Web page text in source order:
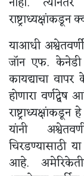
याआधी
जॉन एफ. केनेडी
कायद्याचा वापर
होणारा वर्णद्वेष
यांनी
चिरडण्यासाठी
आहे.